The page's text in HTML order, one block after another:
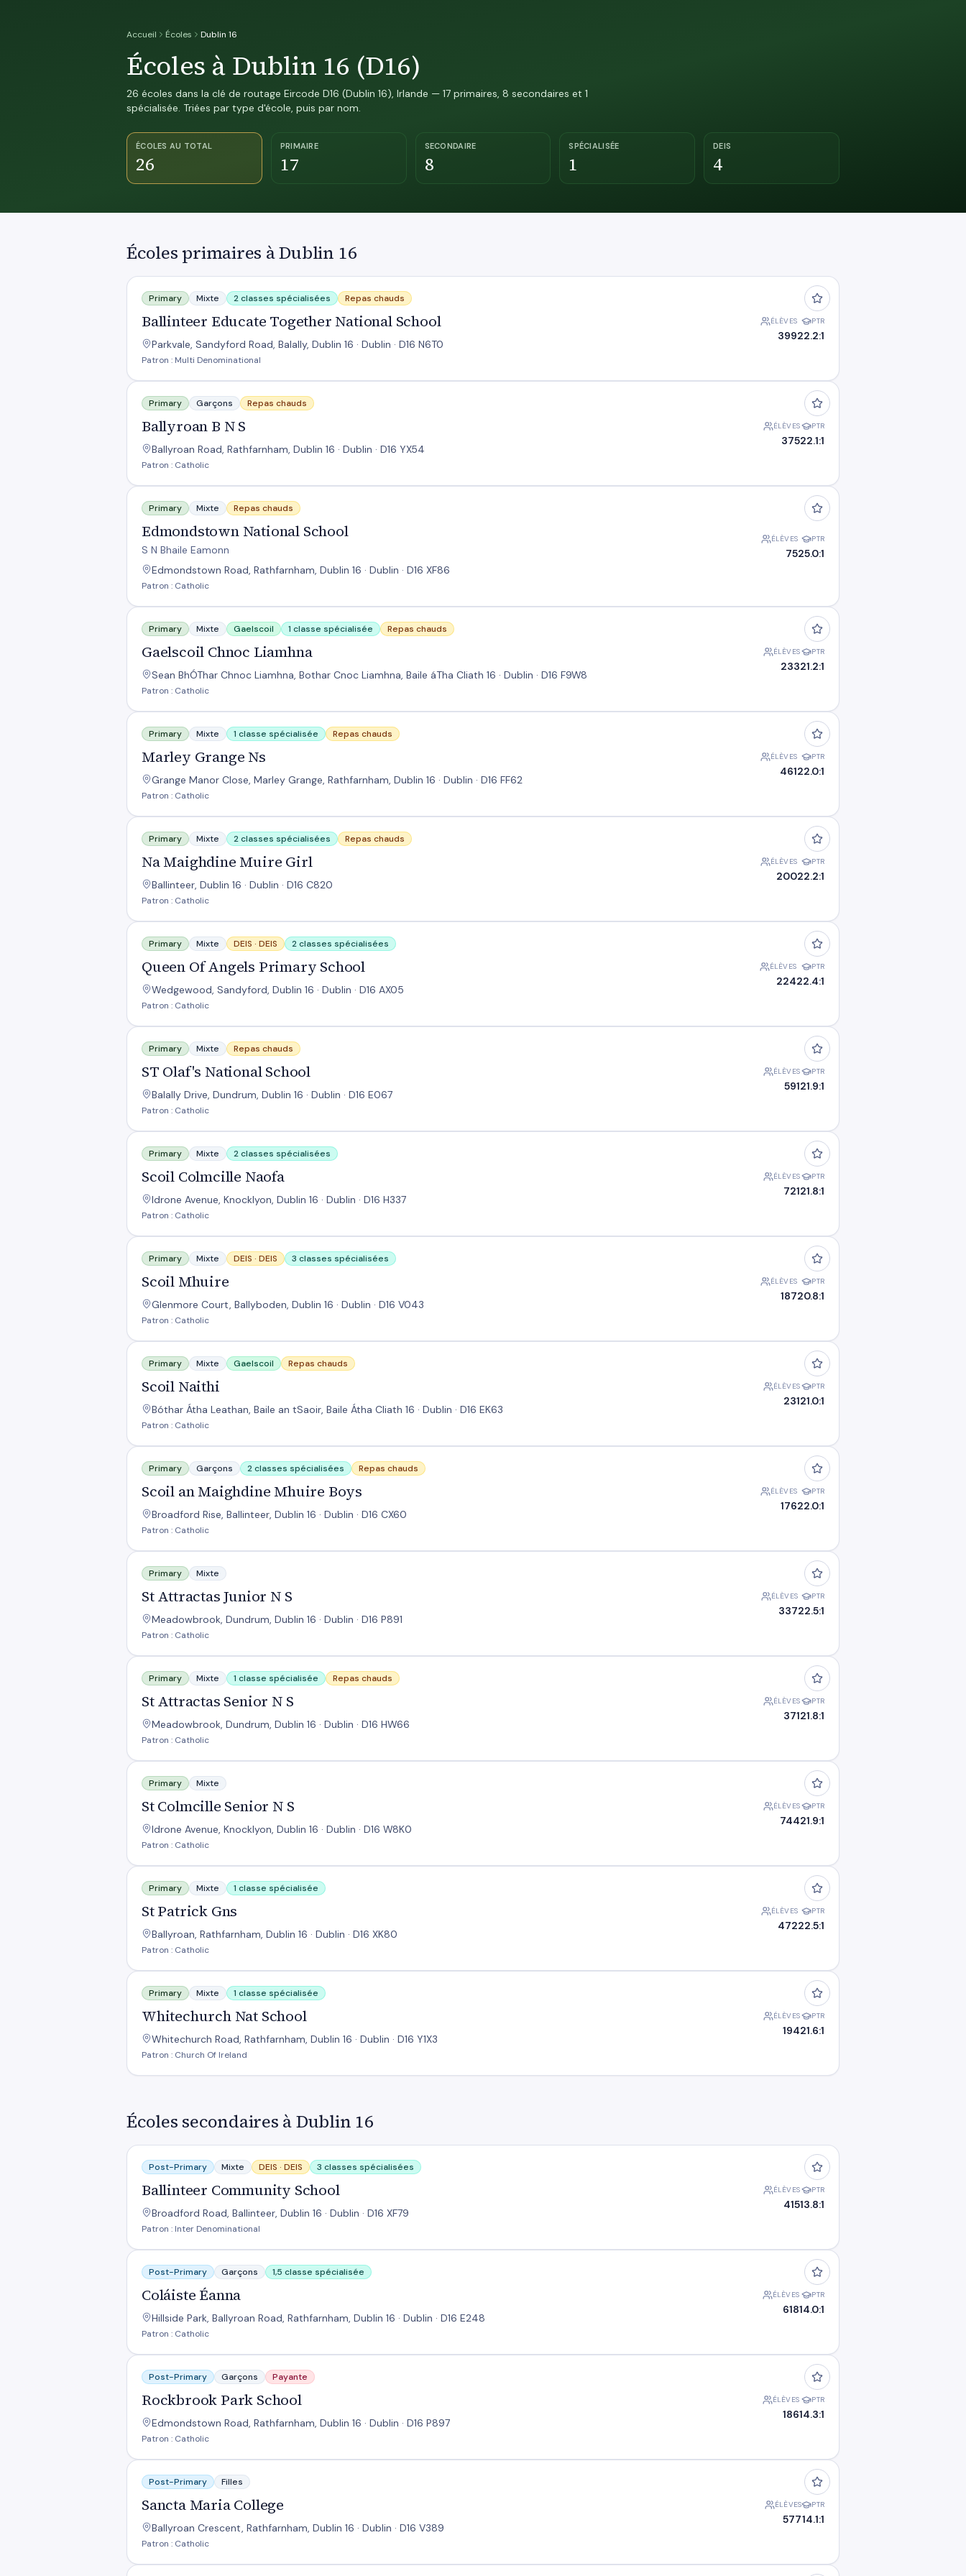
Accueil Écoles Dublin 16
Écoles à Dublin 16 (D16)
26 écoles dans la clé de routage Eircode D16 (Dublin 16), Irlande — 17 primaires, 8 secondaires et 1
spécialisée. Triées par type d'école, puis par nom.
ÉCOLES AU TOTAL
26
PRIMAIRE
17
SECONDAIRE
8
SPÉCIALISÉE
1
DEIS
4
Écoles primaires à Dublin 16
Ballinteer Educate Together National School
Primary Mixte 2 classes spécialisées Repas chauds
Ballinteer Educate Together National School
Parkvale, Sandyford Road, Balally, Dublin 16 · Dublin · D16 N6T0
Patron : Multi Denominational
ÉLÈVES
399
PTR
22.2:1
Ballyroan B N S
Primary Garçons Repas chauds
Ballyroan B N S
Ballyroan Road, Rathfarnham, Dublin 16 · Dublin · D16 YX54
Patron : Catholic
ÉLÈVES
375
PTR
22.1:1
Edmondstown National School
Primary Mixte Repas chauds
Edmondstown National School
S N Bhaile Eamonn
Edmondstown Road, Rathfarnham, Dublin 16 · Dublin · D16 XF86
Patron : Catholic
ÉLÈVES
75
PTR
25.0:1
Gaelscoil Chnoc Liamhna
Primary Mixte Gaelscoil 1 classe spécialisée Repas chauds
Gaelscoil Chnoc Liamhna
Sean BhÓThar Chnoc Liamhna, Bothar Cnoc Liamhna, Baile áTha Cliath 16 · Dublin · D16 F9W8
Patron : Catholic
ÉLÈVES
233
PTR
21.2:1
Marley Grange Ns
Primary Mixte 1 classe spécialisée Repas chauds
Marley Grange Ns
Grange Manor Close, Marley Grange, Rathfarnham, Dublin 16 · Dublin · D16 FF62
Patron : Catholic
ÉLÈVES
461
PTR
22.0:1
Na Maighdine Muire Girl
Primary Mixte 2 classes spécialisées Repas chauds
Na Maighdine Muire Girl
Ballinteer, Dublin 16 · Dublin · D16 C820
Patron : Catholic
ÉLÈVES
200
PTR
22.2:1
Queen Of Angels Primary School
Primary Mixte DEIS · DEIS 2 classes spécialisées
Queen Of Angels Primary School
Wedgewood, Sandyford, Dublin 16 · Dublin · D16 AX05
Patron : Catholic
ÉLÈVES
224
PTR
22.4:1
ST Olaf's National School
Primary Mixte Repas chauds
ST Olaf's National School
Balally Drive, Dundrum, Dublin 16 · Dublin · D16 E067
Patron : Catholic
ÉLÈVES
591
PTR
21.9:1
Scoil Colmcille Naofa
Primary Mixte 2 classes spécialisées
Scoil Colmcille Naofa
Idrone Avenue, Knocklyon, Dublin 16 · Dublin · D16 H337
Patron : Catholic
ÉLÈVES
721
PTR
21.8:1
Scoil Mhuire
Primary Mixte DEIS · DEIS 3 classes spécialisées
Scoil Mhuire
Glenmore Court, Ballyboden, Dublin 16 · Dublin · D16 V043
Patron : Catholic
ÉLÈVES
187
PTR
20.8:1
Scoil Naithi
Primary Mixte Gaelscoil Repas chauds
Scoil Naithi
Bóthar Átha Leathan, Baile an tSaoir, Baile Átha Cliath 16 · Dublin · D16 EK63
Patron : Catholic
ÉLÈVES
231
PTR
21.0:1
Scoil an Maighdine Mhuire Boys
Primary Garçons 2 classes spécialisées Repas chauds
Scoil an Maighdine Mhuire Boys
Broadford Rise, Ballinteer, Dublin 16 · Dublin · D16 CX60
Patron : Catholic
ÉLÈVES
176
PTR
22.0:1
St Attractas Junior N S
Primary Mixte
St Attractas Junior N S
Meadowbrook, Dundrum, Dublin 16 · Dublin · D16 P891
Patron : Catholic
ÉLÈVES
337
PTR
22.5:1
St Attractas Senior N S
Primary Mixte 1 classe spécialisée Repas chauds
St Attractas Senior N S
Meadowbrook, Dundrum, Dublin 16 · Dublin · D16 HW66
Patron : Catholic
ÉLÈVES
371
PTR
21.8:1
St Colmcille Senior N S
Primary Mixte
St Colmcille Senior N S
Idrone Avenue, Knocklyon, Dublin 16 · Dublin · D16 W8K0
Patron : Catholic
ÉLÈVES
744
PTR
21.9:1
St Patrick Gns
Primary Mixte 1 classe spécialisée
St Patrick Gns
Ballyroan, Rathfarnham, Dublin 16 · Dublin · D16 XK80
Patron : Catholic
ÉLÈVES
472
PTR
22.5:1
Whitechurch Nat School
Primary Mixte 1 classe spécialisée
Whitechurch Nat School
Whitechurch Road, Rathfarnham, Dublin 16 · Dublin · D16 Y1X3
Patron : Church Of Ireland
ÉLÈVES
194
PTR
21.6:1
Écoles secondaires à Dublin 16
Ballinteer Community School
Post-Primary Mixte DEIS · DEIS 3 classes spécialisées
Ballinteer Community School
Broadford Road, Ballinteer, Dublin 16 · Dublin · D16 XF79
Patron : Inter Denominational
ÉLÈVES
415
PTR
13.8:1
Coláiste Éanna
Post-Primary Garçons 1,5 classe spécialisée
Coláiste Éanna
Hillside Park, Ballyroan Road, Rathfarnham, Dublin 16 · Dublin · D16 E248
Patron : Catholic
ÉLÈVES
618
PTR
14.0:1
Rockbrook Park School
Post-Primary Garçons Payante
Rockbrook Park School
Edmondstown Road, Rathfarnham, Dublin 16 · Dublin · D16 P897
Patron : Catholic
ÉLÈVES
186
PTR
14.3:1
Sancta Maria College
Post-Primary Filles
Sancta Maria College
Ballyroan Crescent, Rathfarnham, Dublin 16 · Dublin · D16 V389
Patron : Catholic
ÉLÈVES
577
PTR
14.1:1
St Columba's College